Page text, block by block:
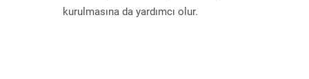
kurulmasına da yardımcı olur.